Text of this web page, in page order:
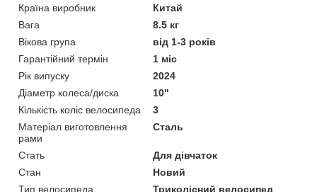
Країна виробник
Китай
Вага
8.5 кг
Вікова група
від 1-3 років
Гарантійний термін
1 міс
Рік випуску
2024
Діаметр колеса/диска
10"
Кількість коліс велосипеда
3
Матеріал виготовлення
рами
Сталь
Стать
Для дівчаток
Стан
Новий
Тип велосипеда
Триколісний велосипед